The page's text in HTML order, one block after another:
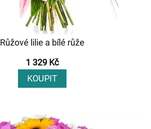
Růžové lilie a bílé růže
1 329 Kč
KOUPIT